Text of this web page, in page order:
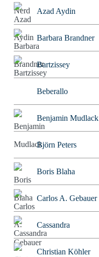
Azad Aydin
Barbara Brandner
Bartzissey
Beberallo
Benjamin Mudlack
Björn Peters
Boris Blaha
Carlos A. Gebauer
Cassandra
Christian Köhler